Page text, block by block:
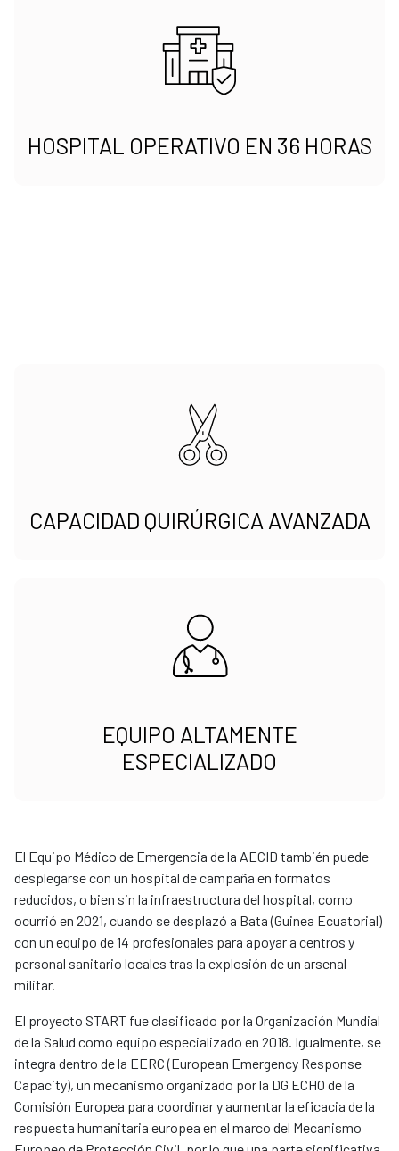
HOSPITAL OPERATIVO EN 36 HORAS
CAPACIDAD QUIRÚRGICA AVANZADA
EQUIPO ALTAMENTE
ESPECIALIZADO
El Equipo Médico de Emergencia de la AECID también puede
desplegarse con un hospital de campaña en formatos
reducidos, o bien sin la infraestructura del hospital, como
ocurrió en 2021, cuando se desplazó a Bata (Guinea Ecuatorial)
con un equipo de 14 profesionales para apoyar a centros y
personal sanitario locales tras la explosión de un arsenal
militar.
El proyecto START fue clasificado por la Organización Mundial
de la Salud como equipo especializado en 2018. Igualmente, se
integra dentro de la EERC (European Emergency Response
Capacity), un mecanismo organizado por la DG ECHO de la
Comisión Europea para coordinar y aumentar la eficacia de la
respuesta humanitaria europea en el marco del Mecanismo